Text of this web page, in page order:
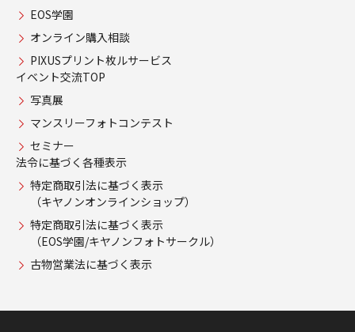
EOS学園
オンライン購入相談
PIXUSプリント枚ルサービス
イベント交流TOP
写真展
マンスリーフォトコンテスト
セミナー
法令に基づく各種表示
特定商取引法に基づく表示
（キヤノンオンラインショップ）
特定商取引法に基づく表示
（EOS学園/キヤノンフォトサークル）
古物営業法に基づく表示